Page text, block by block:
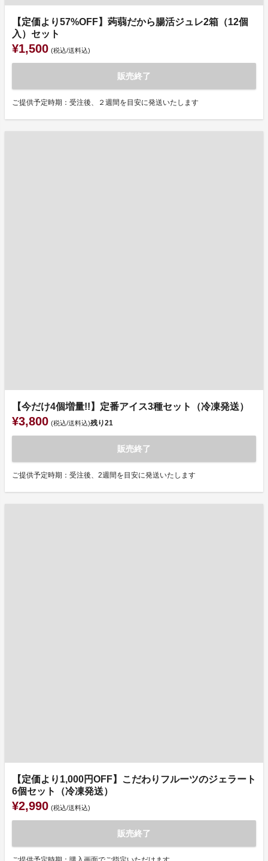
【定価より57%OFF】蒟蒻だから腸活ジュレ2箱（12個
入）セット
¥1,500 (税込/送料込)
販売終了
ご提供予定時期：受注後、２週間を目安に発送いたします
【今だけ4個増量!!】定番アイス3種セット（冷凍発送）
¥3,800 (税込/送料込)残り21
販売終了
ご提供予定時期：受注後、2週間を目安に発送いたします
【定価より1,000円OFF】こだわりフルーツのジェラート
6個セット（冷凍発送）
¥2,990 (税込/送料込)
販売終了